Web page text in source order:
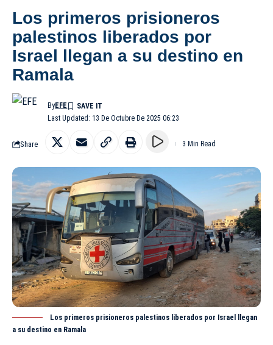
Los primeros prisioneros
palestinos liberados por
Israel llegan a su destino en
Ramala
Last Updated: 13 De Octubre De 2025 06:23
ByEFE
Share 3 Min Read
Los primeros prisioneros palestinos liberados por Israel llegan
a su destino en Ramala